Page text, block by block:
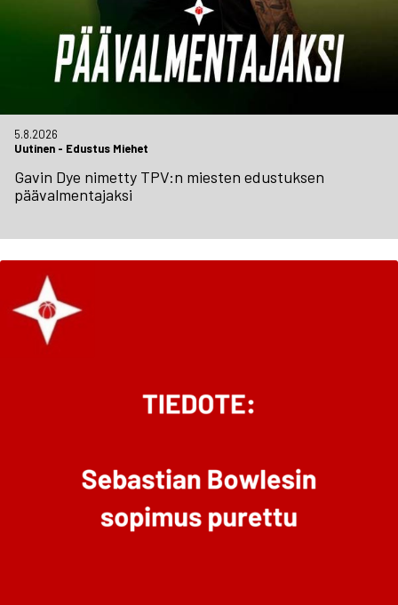
5.8.2026
Uutinen - Edustus Miehet
Gavin Dye nimetty TPV:n miesten edustuksen
päävalmentajaksi